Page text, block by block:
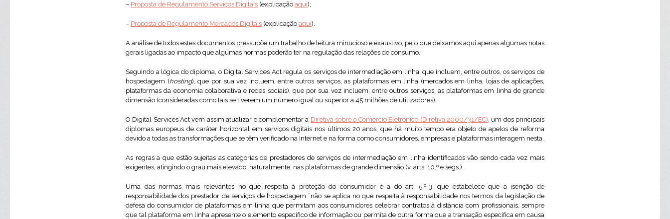
– Proposta de Regulamento Serviços Digitais (explicação aqui);
– Proposta de Regulamento Mercados Digitais (explicação aqui).
A análise de todos estes documentos pressupõe um trabalho de leitura minucioso e exaustivo, pelo que deixamos aqui apenas algumas notas
gerais ligadas ao impacto que algumas normas poderão ter na regulação das relações de consumo.
Seguindo a lógica do diploma, o Digital Services Act regula os serviços de intermediação em linha, que incluem, entre outros, os serviços de
hospedagem (hosting), que por sua vez incluem, entre outros serviços, as plataformas em linha (mercados em linha, lojas de aplicações,
plataformas da economia colaborativa e redes sociais), que por sua vez incluem, entre outros serviços, as plataformas em linha de grande
dimensão (consideradas como tais se tiverem um número igual ou superior a 45 milhões de utilizadores).
O Digital Services Act vem assim atualizar e complementar a Diretiva sobre o Comércio Eletrónico (Diretiva 2000/31/EC), um dos principais
diplomas europeus de caráter horizontal em serviços digitais nos últimos 20 anos, que há muito tempo era objeto de apelos de reforma
devido a todas as transformações que se têm verificado na Internet e na forma como consumidores, empresas e plataformas interagem nesta.
As regras a que estão sujeitas as categorias de prestadores de serviços de intermediação em linha identificados vão sendo cada vez mais
exigentes, atingindo o grau mais elevado, naturalmente, nas plataformas de grande dimensão (v. arts. 10.º e segs.).
Uma das normas mais relevantes no que respeita à proteção do consumidor é a do art. 5.º-3, que estabelece que a isenção de
responsabilidade dos prestador de serviços de hospedagem “não se aplica no que respeita à responsabilidade nos termos da legislação de
defesa do consumidor de plataformas em linha que permitam aos consumidores celebrar contratos à distância com profissionais, sempre
que tal plataforma em linha apresente o elemento específico de informação ou permita de outra forma que a transação específica em causa